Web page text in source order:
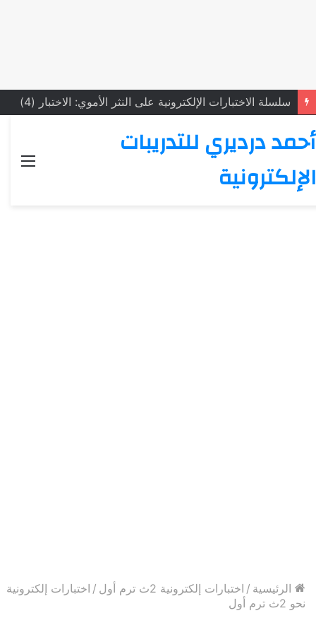
سلسلة الاختبارات الإلكترونية على النثر الأموي: الاختبار (4)
أحمد درديري للتدريبات
الإلكترونية
الرئيسية / اختبارات إلكترونية 2ث ترم أول / اختبارات إلكترونية
نحو 2ث ترم أول